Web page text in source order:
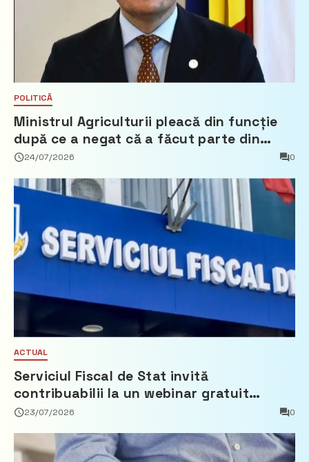
POLITICĂ
Ministrul Agriculturii pleacă din funcție
după ce a negat că a făcut parte din
Partidul Democrat
24/07/2026 0
ACTUAL
Serviciul Fiscal de Stat invită
contribuabilii la un webinar gratuit
privind calculul impozitului pe bunurile
23/07/2026 0